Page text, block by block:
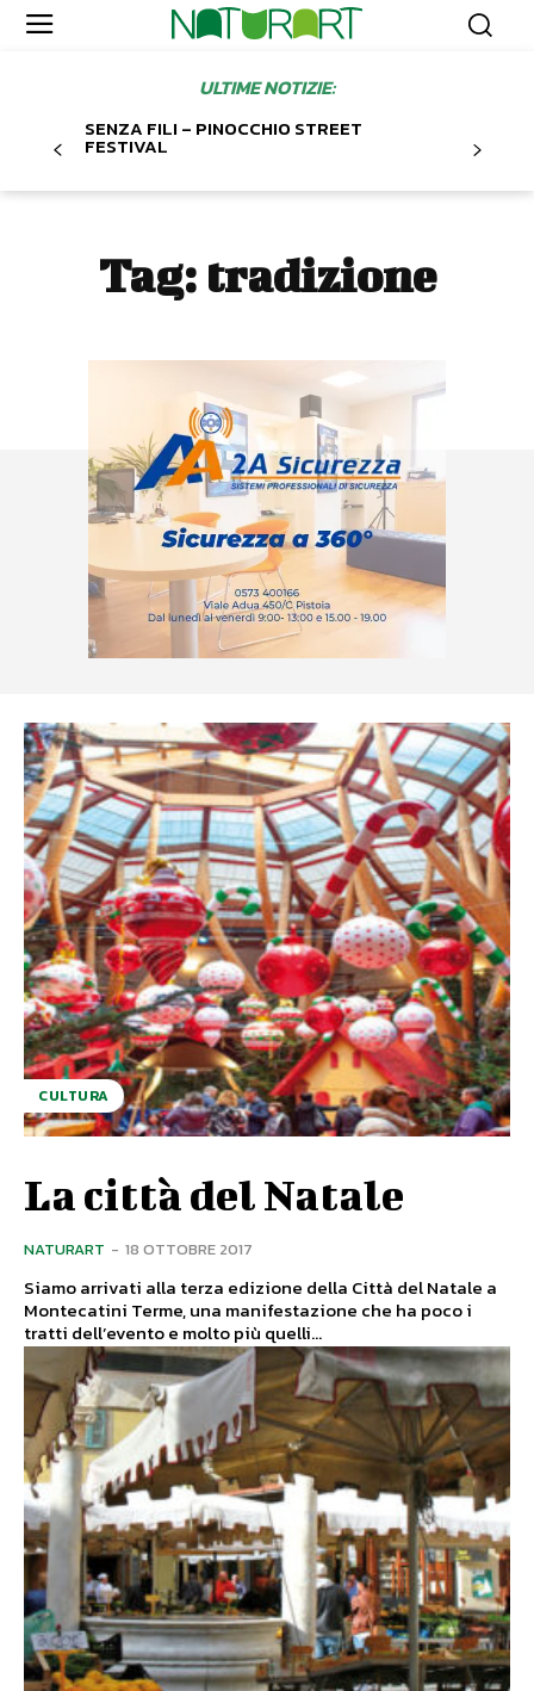
ULTIME NOTIZIE:
SENZA FILI – PINOCCHIO STREET
FESTIVAL
Tag: tradizione
CULTURA
La città del Natale
NATURART - 18 OTTOBRE 2017
Siamo arrivati alla terza edizione della Città del Natale a
Montecatini Terme, una manifestazione che ha poco i
tratti dell’evento e molto più quelli...